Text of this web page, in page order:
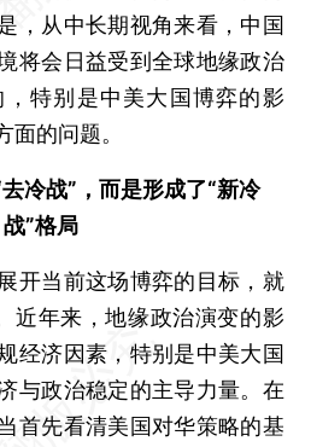
，从中长期视角来看，中国
将会日益受到全球地缘政治
特别是中美大国博弈的影
面的问题。
冷战”，而是形成了“新冷
战”格局
当前这场博弈的目标，就
近年来，地缘政治演变的影
经济因素，特别是中美大国
与政治稳定的主导力量。在
首先看清美国对华策略的基